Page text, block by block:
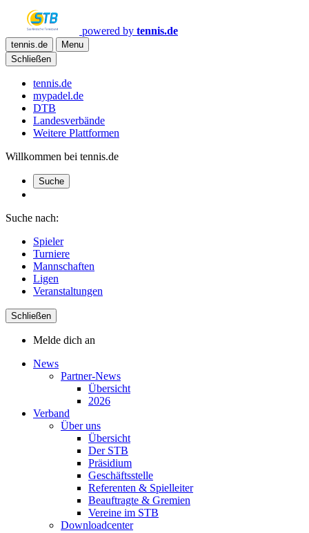
powered by tennis.de
tennis.de
Menu
Schließen
tennis.de
mypadel.de
DTB
Landesverbände
Weitere Plattformen
Willkommen bei tennis.de
Suche
Suche nach:
Spieler
Turniere
Mannschaften
Ligen
Veranstaltungen
Schließen
Melde dich an
News
Partner-News
Übersicht
2026
Verband
Über uns
Übersicht
Der STB
Präsidium
Geschäftsstelle
Referenten & Spielleiter
Beauftragte & Gremien
Vereine im STB
Downloadcenter